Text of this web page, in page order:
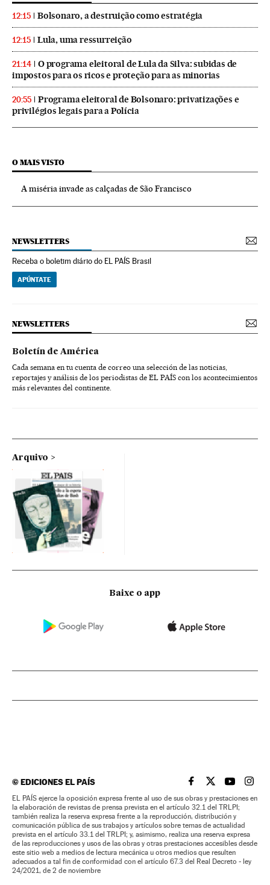
12:15 Bolsonaro, a destruição como estratégia
12:15 Lula, uma ressurreição
21:14
O programa eleitoral de Lula da Silva: subidas de
impostos para os ricos e proteção para as minorias
20:55
Programa eleitoral de Bolsonaro: privatizações e
privilégios legais para a Polícia
O MAIS VISTO
A miséria invade as calçadas de São Francisco
NEWSLETTERS
Receba o boletim diário do EL PAÍS Brasil
APÚNTATE
NEWSLETTERS
Boletín de América
Cada semana en tu cuenta de correo una selección de las noticias,
reportajes y análisis de los periodistas de EL PAÍS con los acontecimientos
más relevantes del continente.
Arquivo
Baixe o app
©EDICIONES EL PAÍS EL PAÍS BRASIL EN
EL PAÍSEL PAÍS
EL
EL PAÍS ejerce la oposición expresa frente al uso de sus obras y prestaciones en
la elaboración de revistas de prensa prevista en el artículo 32.1 del TRLPI;
también realiza la reserva expresa frente a la reproducción, distribución y
comunicación pública de sus trabajos y artículos sobre temas de actualidad
prevista en el artículo 33.1 del TRLPI; y, asimismo, realiza una reserva expresa
de las reproducciones y usos de las obras y otras prestaciones accesibles desde
este sitio web a medios de lectura mecánica u otros medios que resulten
adecuados a tal fin de conformidad con el artículo 67.3 del Real Decreto - ley
24/2021, de 2 de noviembre